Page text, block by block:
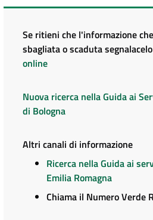
Se ritieni che l'informazione
sbagliata o scaduta segnalacelo
online
Nuova ricerca nella Guida ai
di Bologna
Altri canali di informazione
Ricerca nella Guida ai
Emilia Romagna
Chiama il Numero Verde